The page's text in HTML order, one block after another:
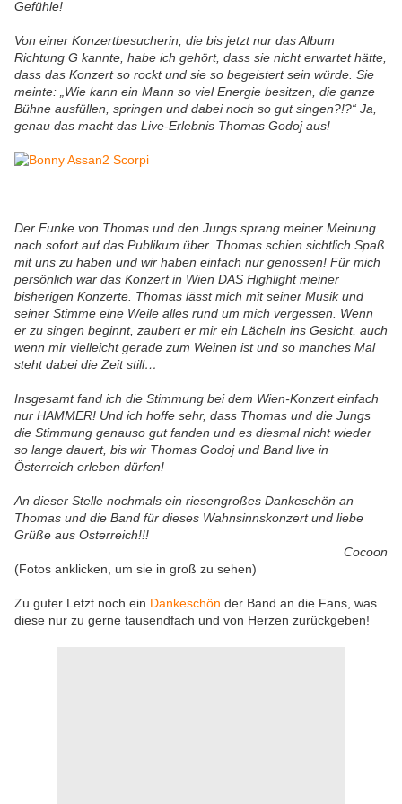
Gefühle!
Von einer Konzertbesucherin, die bis jetzt nur das Album
Richtung G kannte, habe ich gehört, dass sie nicht erwartet hätte,
dass das Konzert so rockt und sie so begeistert sein würde. Sie
meinte: „Wie kann ein Mann so viel Energie besitzen, die ganze
Bühne ausfüllen, springen und dabei noch so gut singen?!?“ Ja,
genau das macht das Live-Erlebnis Thomas Godoj aus!
Der Funke von Thomas und den Jungs sprang meiner Meinung
nach sofort auf das Publikum über. Thomas schien sichtlich Spaß
mit uns zu haben und wir haben einfach nur genossen! Für mich
persönlich war das Konzert in Wien DAS Highlight meiner
bisherigen Konzerte. Thomas lässt mich mit seiner Musik und
seiner Stimme eine Weile alles rund um mich vergessen. Wenn
er zu singen beginnt, zaubert er mir ein Lächeln ins Gesicht, auch
wenn mir vielleicht gerade zum Weinen ist und so manches Mal
steht dabei die Zeit still…
Insgesamt fand ich die Stimmung bei dem Wien-Konzert einfach
nur HAMMER! Und ich hoffe sehr, dass Thomas und die Jungs
die Stimmung genauso gut fanden und es diesmal nicht wieder
so lange dauert, bis wir Thomas Godoj und Band live in
Österreich erleben dürfen!
An dieser Stelle nochmals ein riesengroßes Dankeschön an
Thomas und die Band für dieses Wahnsinnskonzert und liebe
Grüße aus Österreich!!!
Cocoon
(Fotos anklicken, um sie in groß zu sehen)
Zu guter Letzt noch ein Dankeschön der Band an die Fans, was
diese nur zu gerne tausendfach und von Herzen zurückgeben!